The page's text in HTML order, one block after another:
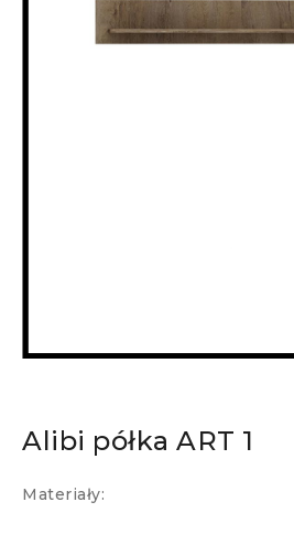
Alibi półka ART 1
Materiały: